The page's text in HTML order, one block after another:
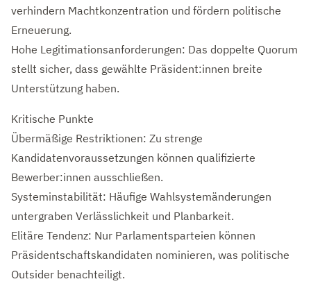
verhindern Machtkonzentration und fördern politische
Erneuerung.
Hohe Legitimationsanforderungen: Das doppelte Quorum
stellt sicher, dass gewählte Präsident:innen breite
Unterstützung haben.
Kritische Punkte
Übermäßige Restriktionen: Zu strenge
Kandidatenvoraussetzungen können qualifizierte
Bewerber:innen ausschließen.
Systeminstabilität: Häufige Wahlsystemänderungen
untergraben Verlässlichkeit und Planbarkeit.
Elitäre Tendenz: Nur Parlamentsparteien können
Präsidentschaftskandidaten nominieren, was politische
Outsider benachteiligt.